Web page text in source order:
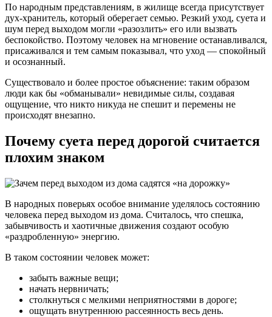
По народным представлениям, в жилище всегда присутствует
дух-хранитель, который оберегает семью. Резкий уход, суета и
шум перед выходом могли «разозлить» его или вызвать
беспокойство. Поэтому человек на мгновение останавливался,
присаживался и тем самым показывал, что уход — спокойный
и осознанный.
Существовало и более простое объяснение: таким образом
люди как бы «обманывали» невидимые силы, создавая
ощущение, что никто никуда не спешит и перемены не
происходят внезапно.
Почему суета перед дорогой считается
плохим знаком
В народных поверьях особое внимание уделялось состоянию
человека перед выходом из дома. Считалось, что спешка,
забывчивость и хаотичные движения создают особую
«раздробленную» энергию.
В таком состоянии человек может:
забыть важные вещи;
начать нервничать;
столкнуться с мелкими неприятностями в дороге;
ощущать внутреннюю рассеянность весь день.